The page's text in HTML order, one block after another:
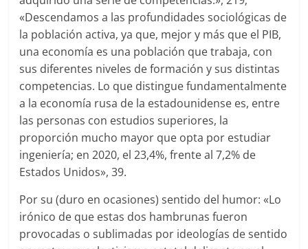
«Descendamos a las profundidades sociológicas de
la población activa, ya que, mejor y más que el PIB,
una economía es una población que trabaja, con
sus diferentes niveles de formación y sus distintas
competencias. Lo que distingue fundamentalmente
a la economía rusa de la estadounidense es, entre
las personas con estudios superiores, la
proporción mucho mayor que opta por estudiar
ingeniería; en 2020, el 23,4%, frente al 7,2% de
Estados Unidos», 39.
Por su (duro en ocasiones) sentido del humor: «Lo
irónico de que estas dos hambrunas fueron
provocadas o sublimadas por ideologías de sentido